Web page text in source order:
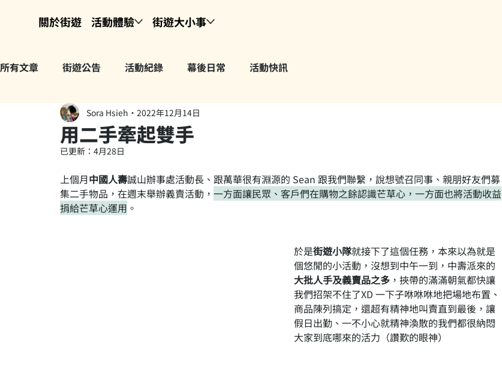
關於街遊 活動體驗 街遊大小事
所有文章 街遊公告 活動紀錄 幕後日常 活動快訊
用二手牽起雙手
Sora Hsieh 2022年12月14日
已更新： 4月28日
上個月中國人壽誠山辦事處活動長、跟萬華很有淵源的 Sean 跟我們聯繫，說想號召同事、親朋好友們募
集二手物品，在週末舉辦義賣活動， 一方面讓民眾、客戶們在購物之餘認識芒草心，一方面也將活動收益
捐給芒草心運用 。
於是街遊小隊就接下了這個任務，本來以為就是
個悠閒的小活動，沒想到中午一到，中壽派來的
大批人手及義賣品之多 ，挾帶的滿滿朝氣都快讓
我們招架不住了XD 一下子咻咻咻地把場地布置、
商品陳列搞定，還超有精神地叫賣直到最後，讓
假日出勤、一不小心就精神渙散的我們都很納悶
大家到底哪來的活力（讚歎的眼神）